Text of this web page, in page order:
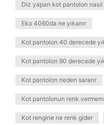
Diz yapan kot pantolon
Eko 4060da ne yıkanır
Kot pantolon 40 derecede
Kot pantolon 90 derecede
Kot pantolon neden sararır
Kot pantolonun renk
Kot rengine ne renk gider